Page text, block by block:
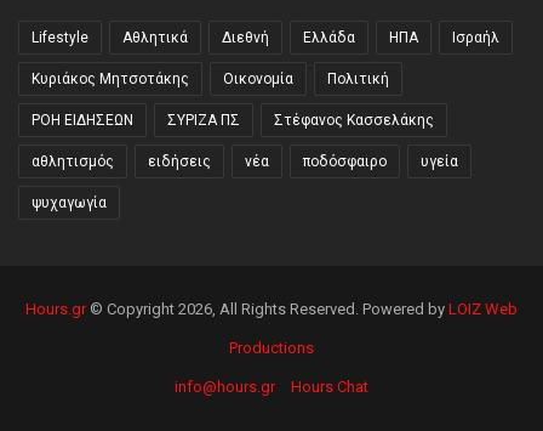
Lifestyle Αθλητικά Διεθνή Ελλάδα ΗΠΑ Ισραήλ
Κυριάκος Μητσοτάκης Οικονομία Πολιτική
ΡΟΗ ΕΙΔΗΣΕΩΝ ΣΥΡΙΖΑ ΠΣ Στέφανος Κασσελάκης
αθλητισμός ειδήσεις νέα ποδόσφαιρο υγεία
ψυχαγωγία
Hours.gr© Copyright 2026, All Rights Reserved. Powered by LOIZ Web
Productions
info@hours.gr Hours Chat